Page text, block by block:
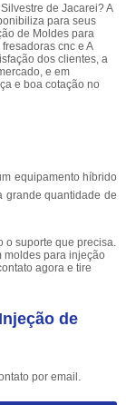
de Jacarei? A
para seus
de Moldes para
cnc e A
dos clientes, a
e em
e boa cotação no
equipamento híbrido
grande quantidade de
o suporte que precisa.
moldes para injeção
agora e tire
de
por email.